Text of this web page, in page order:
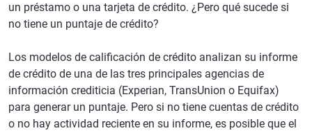
un préstamo o una tarjeta de crédito. ¿Pero qué sucede si
no tiene un puntaje de crédito?
Los modelos de calificación de crédito analizan su informe
de crédito de una de las tres principales agencias de
información crediticia (Experian, TransUnion o Equifax)
para generar un puntaje. Pero si no tiene cuentas de crédito
o no hay actividad reciente en su informe, es posible que el